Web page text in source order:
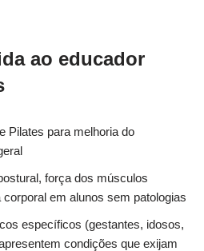
ao educador
Pilates para melhoria do
força dos músculos
em alunos sem patologias
específicos (gestantes, idosos,
condições que exijam